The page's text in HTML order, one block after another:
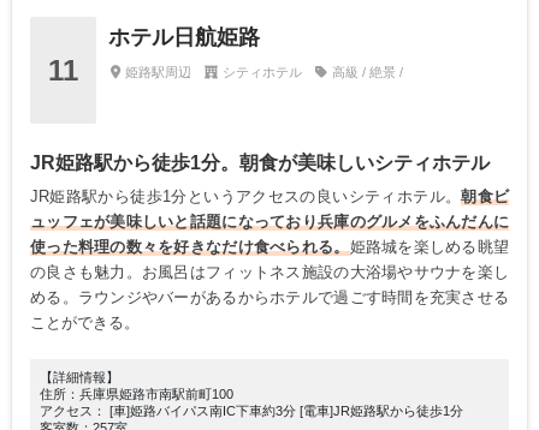
11
ホテル日航姫路
姫路駅周辺 シティホテル 高級 / 絶景 /
JR姫路駅から徒歩1分。朝食が美味しいシティホテル
JR姫路駅から徒歩1分というアクセスの良いシティホテル。朝食ビ
ュッフェが美味しいと話題になっており兵庫のグルメをふんだんに
使った料理の数々を好きなだけ食べられる。 姫路城を楽しめる眺望
の良さも魅力。お風呂はフィットネス施設の大浴場やサウナを楽し
める。ラウンジやバーがあるからホテルで過ごす時間を充実させる
ことができる。
【詳細情報】
住所：兵庫県姫路市南駅前町100
アクセス： [車]姫路バイパス南IC下車約3分 [電車]JR姫路駅から徒歩1分
客室数：257室